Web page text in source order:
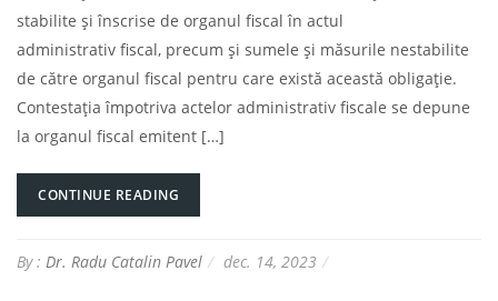
stabilite şi înscrise de organul fiscal în actul
administrativ fiscal, precum şi sumele şi măsurile nestabilite
de către organul fiscal pentru care există această obligaţie.
Contestaţia împotriva actelor administrativ fiscale se depune
la organul fiscal emitent […]
CONTINUE READING
By : Dr. Radu Catalin Pavel dec. 14, 2023